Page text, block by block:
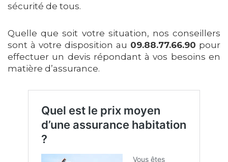
sécurité de tous.
Quelle que soit votre situation, nos conseillers
sont à votre disposition au 09.88.77.66.90 pour
effectuer un devis répondant à vos besoins en
matière d’assurance.